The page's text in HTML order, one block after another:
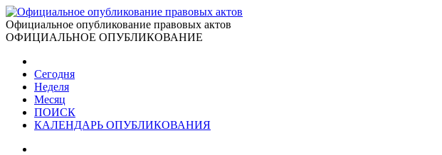
Официальное опубликование правовых актов
ОФИЦИАЛЬНОЕ ОПУБЛИКОВАНИЕ
Сегодня
Неделя
Месяц
ПОИСК
КАЛЕНДАРЬ ОПУБЛИКОВАНИЯ